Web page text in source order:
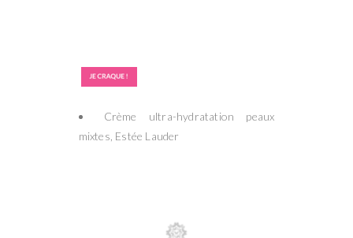
Crème ultra-hydratation peaux
mixtes, Estée Lauder